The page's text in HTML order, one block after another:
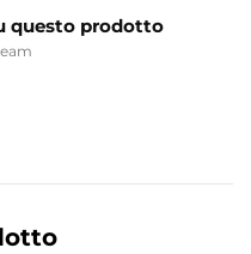
questo prodotto